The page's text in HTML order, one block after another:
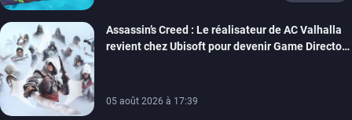
Assassin’s Creed : Le réalisateur de AC Valhalla
revient chez Ubisoft pour devenir Game Director
05 août 2026 à 17:39